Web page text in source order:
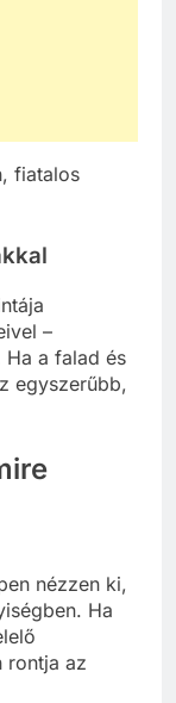
fiatalos
–
a falad és
egyszerűbb,
nézzen ki,
Ha
rontja az